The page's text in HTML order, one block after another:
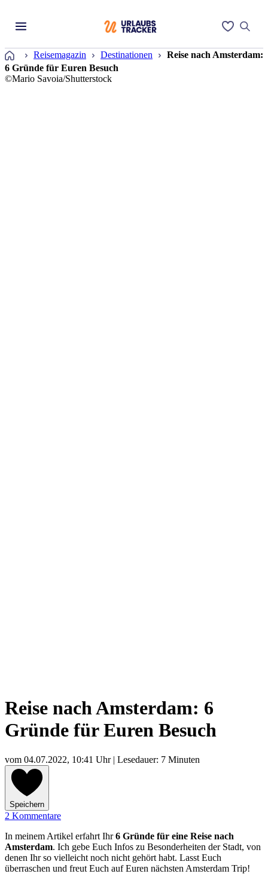
Startseite
Reisemagazin Destinationen
Reise nach Amsterdam:
6 Gründe für Euren Besuch
©Mario Savoia/Shutterstock
Reise nach Amsterdam: 6
Gründe für Euren Besuch
vom 04.07.2022, 10:41 Uhr| Lesedauer: 7 Minuten
Speichern
2 Kommentare
In meinem Artikel erfahrt Ihr6 Gründe für eine Reise nach
Amsterdam. Ich gebe Euch Infos zu Besonderheiten der Stadt, von
denen Ihr so vielleicht noch nicht gehört habt. Lasst Euch
überraschen und freut Euch auf Euren nächsten Amsterdam Trip!